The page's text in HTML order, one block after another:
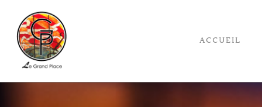
ACCUEIL